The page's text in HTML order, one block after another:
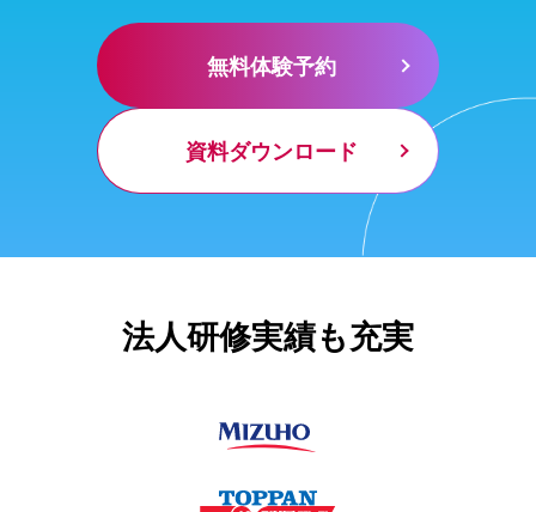
無料体験予約
資料ダウンロード
法人研修実績も充実